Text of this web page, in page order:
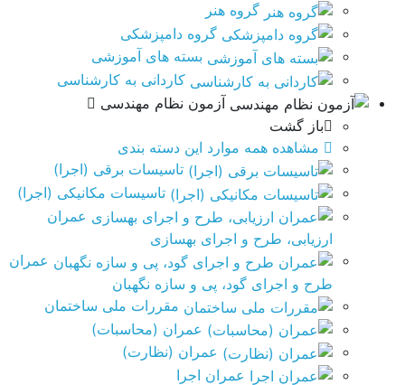
گروه هنر
گروه دامپزشکی
بسته های آموزشی
کاردانی به کارشناسی
آزمون نظام مهندسی
باز گشت
مشاهده همه موارد این دسته بندی
تاسیسات برقی (اجرا)
تاسیسات مکانیکی (اجرا)
عمران
ارزیابی، طرح و اجرای بهسازی
عمران
طرح و اجرای گود، پی و سازه نگهبان
مقررات ملی ساختمان
عمران (محاسبات)
عمران (نظارت)
عمران اجرا